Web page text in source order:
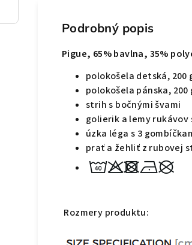
Podrobný popis
Pigue, 65% bavlna, 35%
polokošela detská, 200
polokošela pánska, 200
strih s bočnými švami
golierik a lemy
úzka léga s 3
prať a žehliť z rubovej
Rozmery produktu: